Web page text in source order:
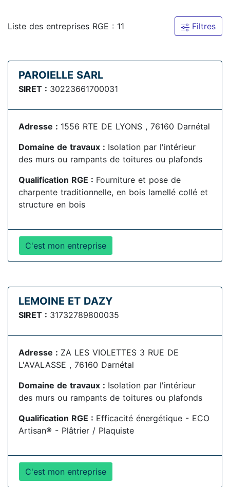
Liste des entreprises RGE : 11 Filtres
PAROIELLE SARL
SIRET : 30223661700031
Adresse : 1556 RTE DE LYONS , 76160 Darnétal
Domaine de travaux : Isolation par l'intérieur
des murs ou rampants de toitures ou plafonds
Qualification RGE : Fourniture et pose de
charpente traditionnelle, en bois lamellé collé et
structure en bois
C'est mon entreprise
LEMOINE ET DAZY
SIRET : 31732789800035
Adresse : ZA LES VIOLETTES 3 RUE DE
L'AVALASSE , 76160 Darnétal
Domaine de travaux : Isolation par l'intérieur
des murs ou rampants de toitures ou plafonds
Qualification RGE : Efficacité énergétique - ECO
Artisan® - Plâtrier / Plaquiste
C'est mon entreprise